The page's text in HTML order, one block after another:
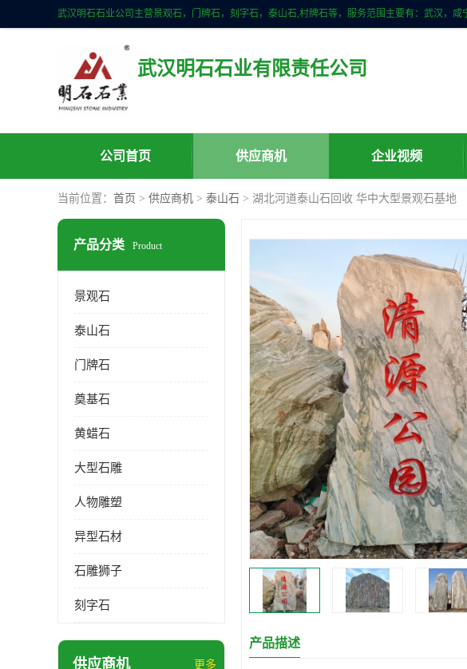
武汉明石石业有限责任公司
公司首页 供应商机 企业视频
当前位置： 首页 > 供应商机 > 泰山石 > 湖北河道泰山石回收 华中大型景观石基地
产品分类 Product
景观石
泰山石
门牌石
奠基石
黄蜡石
大型石雕
人物雕塑
异型石材
石雕狮子
刻字石
供应商机 更多
产品描述